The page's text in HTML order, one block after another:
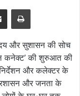
Share via Email Print
और सुशासन की सोच
कनेक्ट’ की शुरुआत की
और कलेक्टर के
और जनता के